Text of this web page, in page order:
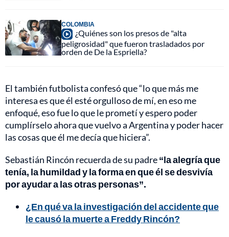
COLOMBIA
¿Quiénes son los presos de "alta
peligrosidad" que fueron trasladados por
orden de De la Espriella?
El también futbolista confesó que “lo que más me
interesa es que él esté orgulloso de mí, en eso me
enfoqué, eso fue lo que le prometí y espero poder
cumplírselo ahora que vuelvo a Argentina y poder hacer
las cosas que él me decía que hiciera”.
Sebastián Rincón recuerda de su padre“la alegría que
tenía, la humildad y la forma en que él se desvivía
por ayudar a las otras personas”.
¿En qué va la investigación del accidente que
le causó la muerte a Freddy Rincón?